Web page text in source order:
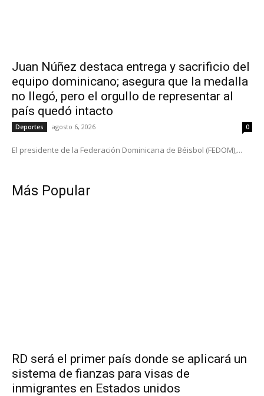
Juan Núñez destaca entrega y sacrificio del
equipo dominicano; asegura que la medalla
no llegó, pero el orgullo de representar al
país quedó intacto
Deportes agosto 6, 2026 0
El presidente de la Federación Dominicana de Béisbol (FEDOM),...
Más Popular
RD será el primer país donde se aplicará un
sistema de fianzas para visas de
inmigrantes en Estados unidos